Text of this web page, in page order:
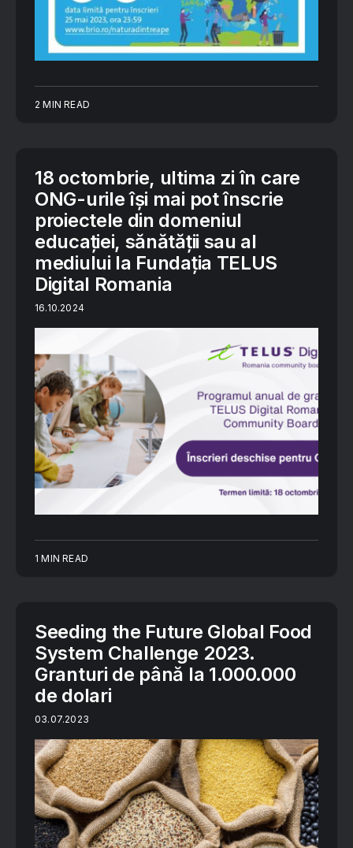
2 MIN READ
18 octombrie, ultima zi în care
ONG-urile își mai pot înscrie
proiectele din domeniul
educației, sănătății sau al
mediului la Fundația TELUS
Digital Romania
16.10.2024
1 MIN READ
Seeding the Future Global Food
System Challenge 2023.
Granturi de până la 1.000.000
de dolari
03.07.2023